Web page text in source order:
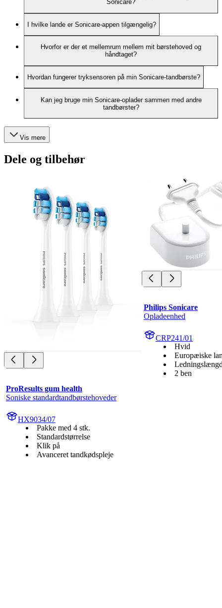
Sonicare?
I hvilke lande er Sonicare-appen tilgængelig?
Hvorfor er der et mellemrum mellem mit børstehoved og
håndtaget?
Hvordan fungerer tryksensoren på min Sonicare-tandbørste?
Kan jeg bruge min Sonicare-oplader sammen med andre
tandbørster?
Vis mere
Dele og tilbehør
ProResults gum health
Soniske standardtandbørstehoveder
HX9034/07
Pakke med 4 stk.
Standardstørrelse
Klik på
Avanceret tandkødspleje
Philips Sonicare
Opladeenhed
CRP241/01
Hvid
Europæiske
2 ben